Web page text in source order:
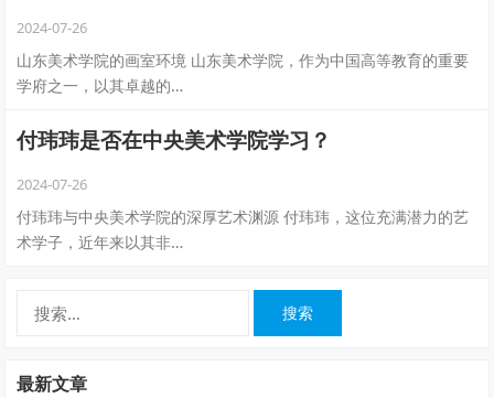
2024-07-26
山东美术学院的画室环境 山东美术学院，作为中国高等教育的重要
学府之一，以其卓越的…
付玮玮是否在中央美术学院学习？
2024-07-26
付玮玮与中央美术学院的深厚艺术渊源 付玮玮，这位充满潜力的艺
术学子，近年来以其非…
最新文章